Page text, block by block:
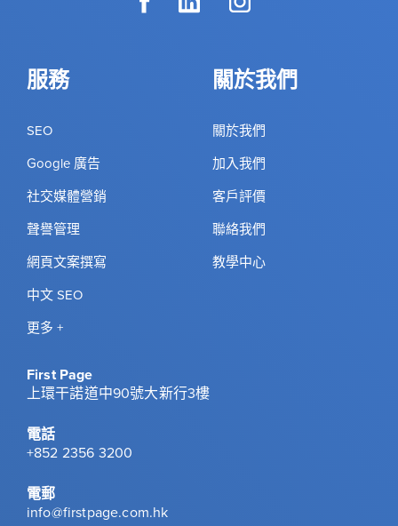
服務
SEO
Google 廣告
社交媒體營銷
聲譽管理
網頁文案撰寫
中文 SEO
更多 +
關於我們
關於我們
加入我們
客戶評價
聯絡我們
教學中心
First Page
上環干諾道中90號大新行3樓
電話
+852 2356 3200
電郵
info@firstpage.com.hk